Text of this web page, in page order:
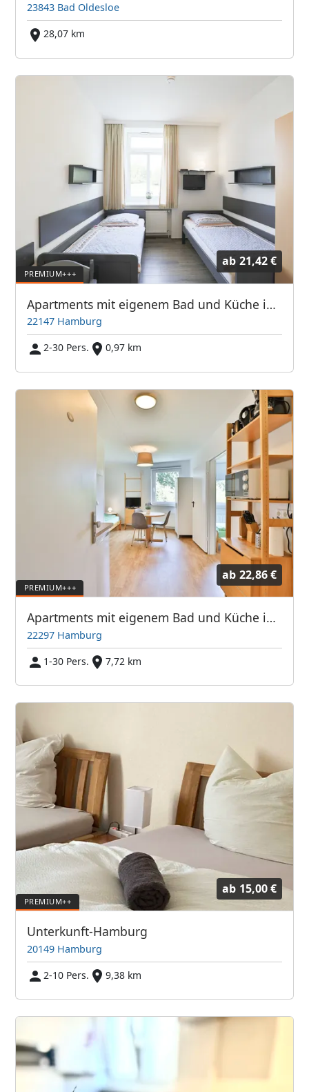
23843 Bad Oldesloe
28,07 km
ab 21,42 €
Apartments mit eigenem Bad und Küche in Farmsen-Berne - ABA Spielbrink Unterkunft GmbH
22147 Hamburg
2-30 Pers.
0,97 km
ab 22,86 €
Apartments mit eigenem Bad und Küche in 22297 Hamburg-Nord - ABA Spielbrink Unterkunft GmbH
22297 Hamburg
1-30 Pers.
7,72 km
ab 15,00 €
Unterkunft-Hamburg
20149 Hamburg
2-10 Pers.
9,38 km